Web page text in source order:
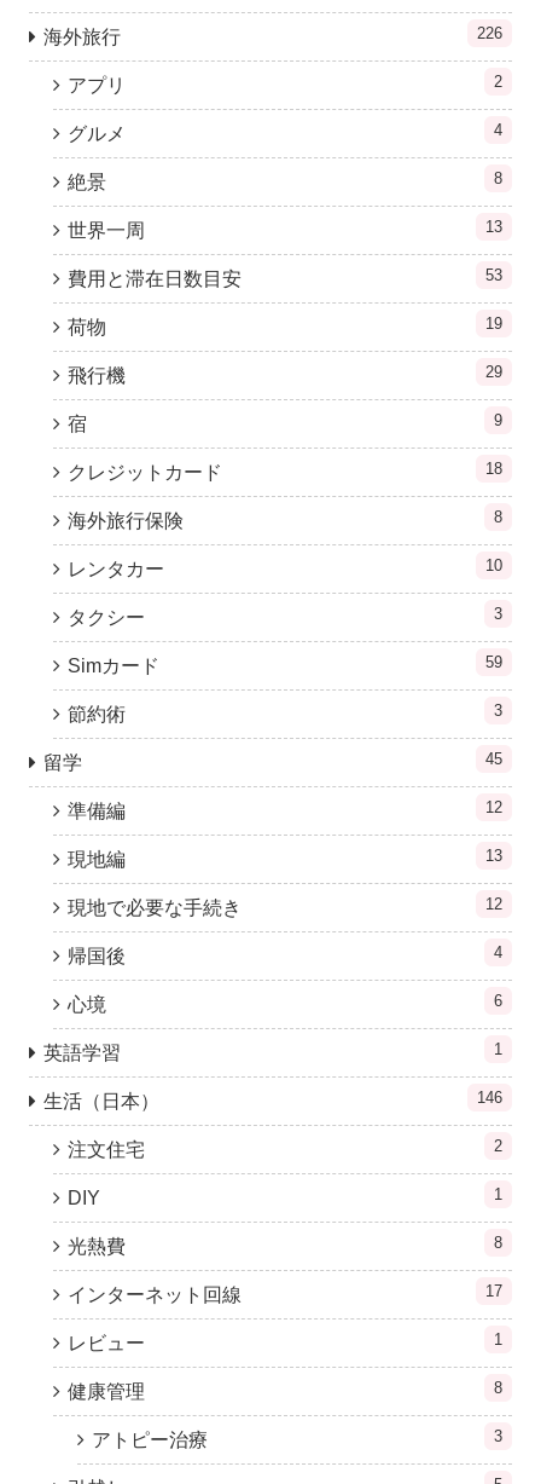
海外旅行 226
アプリ 2
グルメ 4
絶景 8
世界一周 13
費用と滞在日数目安 53
荷物 19
飛行機 29
宿 9
クレジットカード 18
海外旅行保険 8
レンタカー 10
タクシー 3
Simカード 59
節約術 3
留学 45
準備編 12
現地編 13
現地で必要な手続き 12
帰国後 4
心境 6
英語学習 1
生活（日本） 146
注文住宅 2
DIY 1
光熱費 8
インターネット回線 17
レビュー 1
健康管理 8
アトピー治療 3